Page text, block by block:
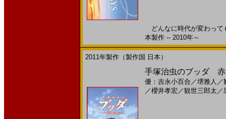
どんなに時代が変わっ
本製作 -- 2010年～
2011年製作（製作国 日本）
手塚治虫のブッダ 赤
優：吉永小百合 ／堺雅人 ／
／櫻井孝宏／観世三郎太 ／